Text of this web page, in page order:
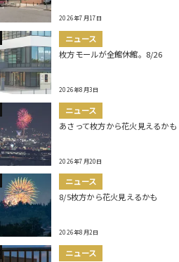
2026年7月17日
ニュース
枚方モールが全館休館。8/26
2026年8月3日
ニュース
あさって枚方から花火見えるかも
2026年7月20日
ニュース
8/5枚方から花火見えるかも
2026年8月2日
ニュース